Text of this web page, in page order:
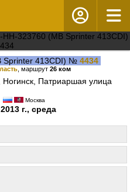
Sprinter 413CDI) № 4434
, маршрут 26 ком
, Ногинск, Патриаршая улица
Москва
г., среда